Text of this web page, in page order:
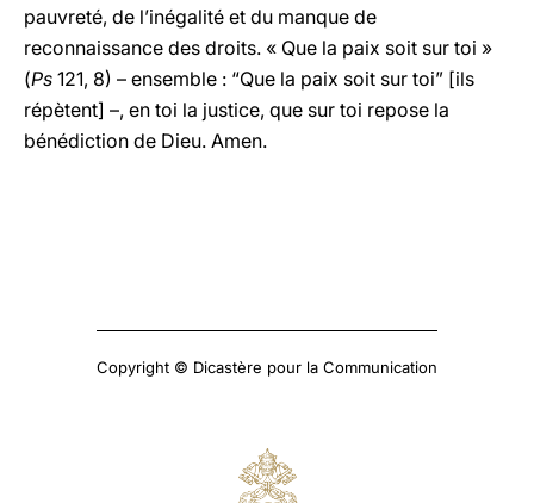
pauvreté, de l’inégalité et du manque de
reconnaissance des droits. « Que la paix soit sur toi »
(Ps 121, 8) – ensemble : “Que la paix soit sur toi” [ils
répètent] –, en toi la justice, que sur toi repose la
bénédiction de Dieu. Amen.
Copyright © Dicastère pour la Communication